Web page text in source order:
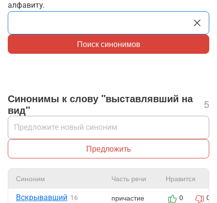
алфавиту.
Поиск синонимов
Синонимы к слову "выставлявший на
вид"
5
Предложить
Синоним Часть речи Нравится
Вскрывавший 16 причастие 0 0